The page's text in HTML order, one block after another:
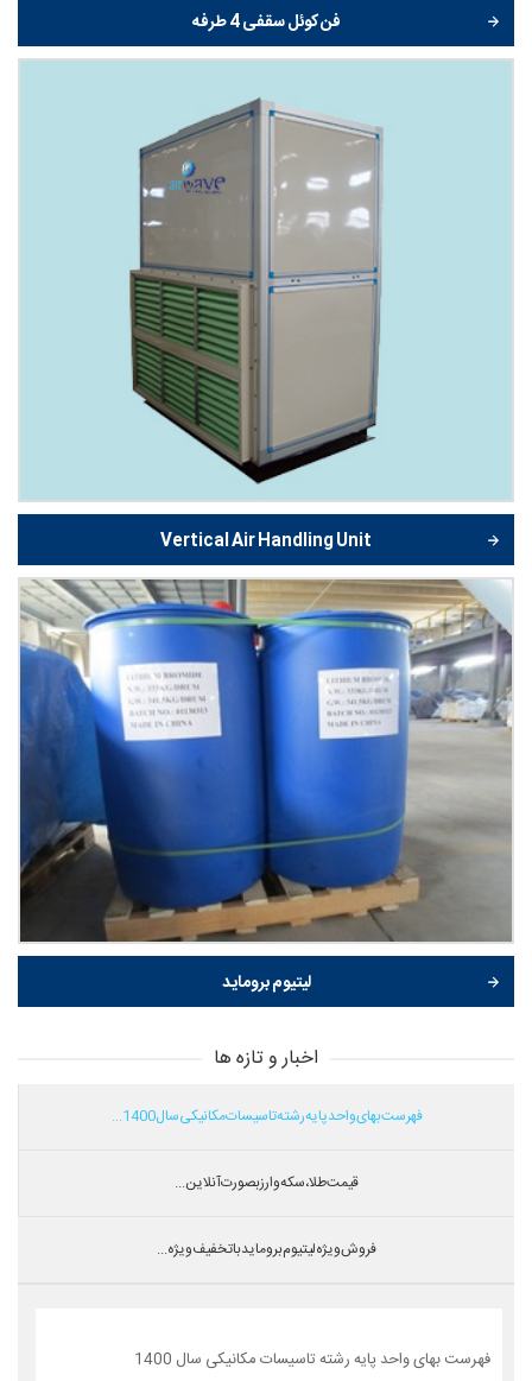
فن کوئل سقفی 4 طرفه
Vertical Air Handling Unit
لیتیوم بروماید
اخبار و تازه ها
فهرست بهای واحد پایه رشته تاسیسات مکانیکی سال 1400...
قیمت طلا،سکه و ارز بصورت آنلاین...
فروش ویژه لیتیوم بروماید با تخفیف ویژه...
فهرست بهای واحد پایه رشته تاسیسات مکانیکی سال 1400